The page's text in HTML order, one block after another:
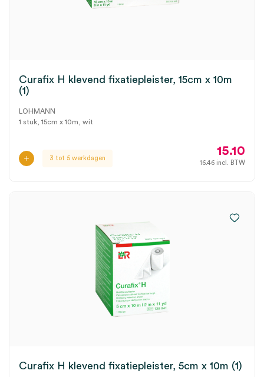
Curafix H klevend fixatiepleister, 15cm x 10m
(1)
LOHMANN
1 stuk, 15cm x 10m, wit
3 tot 5 werkdagen
15.10
16.46 incl. BTW
Curafix H klevend fixatiepleister, 5cm x 10m (1)